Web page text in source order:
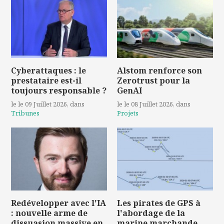
Cyberattaques : le
prestataire est-il
toujours responsable ?
le le 09 Juillet 2026, dans
Tribunes
Alstom renforce son
Zerotrust pour la
GenAI
le le 08 Juillet 2026, dans
Projets
Redévelopper avec l'IA
: nouvelle arme de
Les pirates de GPS à
l'abordage de la